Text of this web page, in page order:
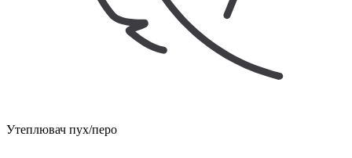
Утеплювач пух/перо